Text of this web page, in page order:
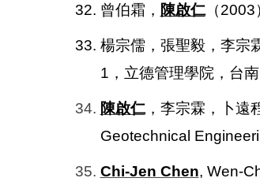
32. 曾伯霜， 陳啟仁（2003
33. 楊宗儒，張聖毅，李宗
1，立德管理學院，台南
34. 陳啟仁，李宗霖，卜遠
Geotechnical
35. Chi-Jen Chen, Wen-